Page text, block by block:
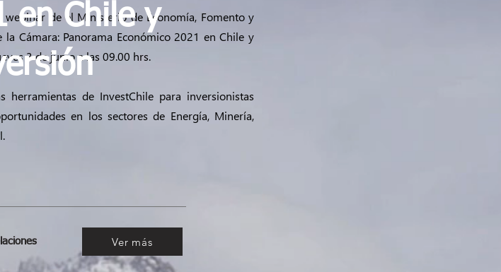
de el Ministerio de Economía, Fomento y
Cámara: Panorama Económico 2021 en Chile y
3 de junio a las 09.00 hrs.
de InvestChile para inversionistas
en los sectores de Energía, Minería,
en Chile y
Ver más